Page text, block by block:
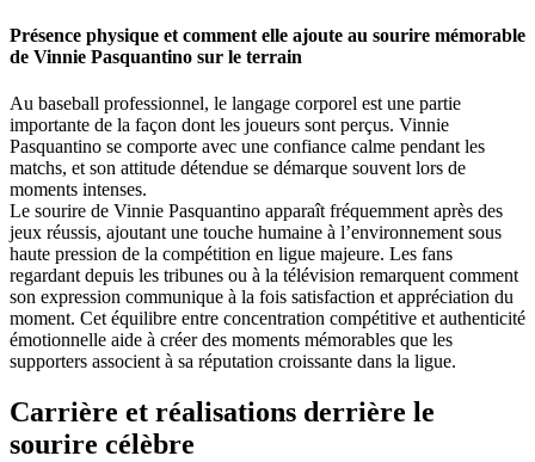
Présence physique et comment elle ajoute au sourire mémorable
de Vinnie Pasquantino sur le terrain
Au baseball professionnel, le langage corporel est une partie
importante de la façon dont les joueurs sont perçus. Vinnie
Pasquantino se comporte avec une confiance calme pendant les
matchs, et son attitude détendue se démarque souvent lors de
moments intenses.
Le sourire de Vinnie Pasquantino apparaît fréquemment après des
jeux réussis, ajoutant une touche humaine à l’environnement sous
haute pression de la compétition en ligue majeure. Les fans
regardant depuis les tribunes ou à la télévision remarquent comment
son expression communique à la fois satisfaction et appréciation du
moment. Cet équilibre entre concentration compétitive et authenticité
émotionnelle aide à créer des moments mémorables que les
supporters associent à sa réputation croissante dans la ligue.
Carrière et réalisations derrière le
sourire célèbre